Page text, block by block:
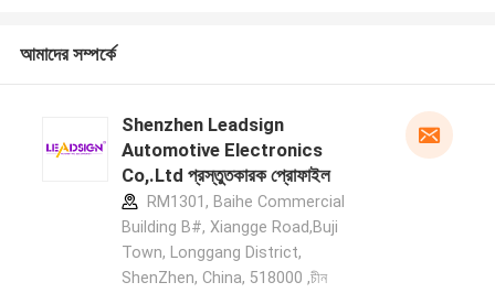
আমাদের সম্পর্কে
Shenzhen Leadsign
Automotive Electronics
Co,.Ltd প্রস্তুতকারক প্রোফাইল
RM1301, Baihe Commercial
Building B#, Xiangge Road,Buji
Town, Longgang District,
ShenZhen, China, 518000 ,চীন